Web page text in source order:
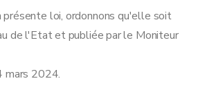
présente loi, ordonnons qu'elle soit
de l'Etat et publiée par le Moniteur
mars 2024.